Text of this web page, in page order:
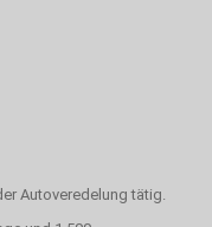
Autoveredelung tätig.